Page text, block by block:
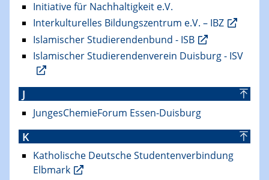
Initiative für Nachhaltigkeit e.V.
Interkulturelles Bildungszentrum e.V. – IBZ
Islamischer Studierendenbund - ISB
Islamischer Studierendenverein Duisburg - ISV
J
JungesChemieForum Essen-Duisburg
K
Katholische Deutsche Studentenverbindung
Elbmark